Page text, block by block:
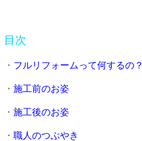
目次
・ フルリフォームって何するの？
・ 施工前のお姿
・ 施工後のお姿
・ 職人のつぶやき